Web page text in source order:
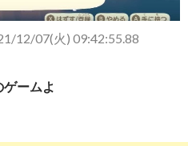
12/07(火) 09:42:55.88
ームよ